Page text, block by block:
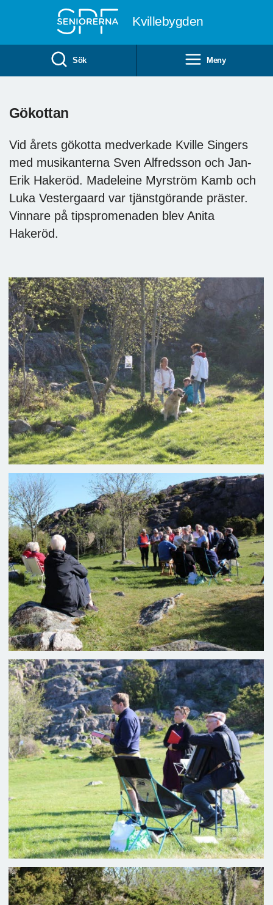
Kvillebygden
Sök Meny
Gökottan
Vid årets gökotta medverkade Kville Singers
med musikanterna Sven Alfredsson och Jan-
Erik Hakeröd. Madeleine Myrström Kamb och
Luka Vestergaard var tjänstgörande präster.
Vinnare på tipspromenaden blev Anita
Hakeröd.